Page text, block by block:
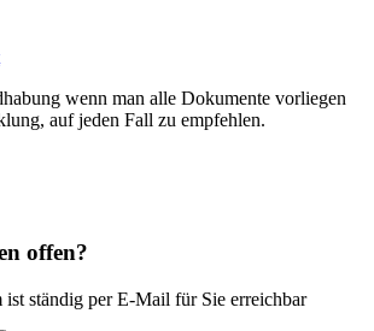
wenn man alle Dokumente vorliegen
auf jeden Fall zu empfehlen.
offen?
ist ständig per E-Mail für Sie erreichbar